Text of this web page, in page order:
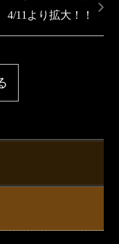
4/11より拡大！！